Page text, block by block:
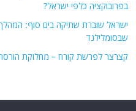
בפרובוקציה כלפי ישראל?
ישראל שוברת שתיקה בים סוף:
שבסומלילנד
קצרצר לפרשת קורח – מחלוקת